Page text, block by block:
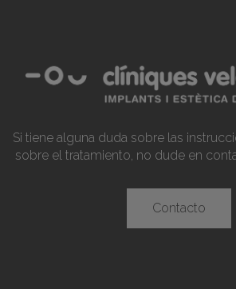
Si tiene alguna duda sobre las
sobre el tratamiento, no dude en
Contacto